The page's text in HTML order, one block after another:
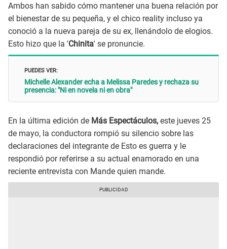
Ambos han sabido cómo mantener una buena relación por
el bienestar de su pequeña, y el chico reality incluso ya
conoció a la nueva pareja de su ex, llenándolo de elogios.
Esto hizo que la 'Chinita' se pronuncie.
PUEDES VER:
Michelle Alexander echa a Melissa Paredes y rechaza su
presencia: "Ni en novela ni en obra"
En la última edición de Más Espectáculos, este jueves 25
de mayo, la conductora rompió su silencio sobre las
declaraciones del integrante de Esto es guerra y le
respondió por referirse a su actual enamorado en una
reciente entrevista con Mande quien mande.